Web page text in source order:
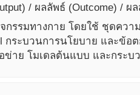
/ ผลลัพธ์ (Outcome) /
กรรมทางกาย โดยใช้ ชุดคว
ระบวนการนโยบาย และข้อ
ข่าย โมเดลต้นแบบ และกระบ